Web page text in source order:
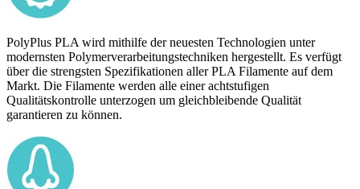
PolyPlus PLA wird mithilfe der neuesten Technologien unter
modernsten Polymerverarbeitungstechniken hergestellt. Es verfügt
über die strengsten Spezifikationen aller PLA Filamente auf dem
Markt. Die Filamente werden alle einer achtstufigen
Qualitätskontrolle unterzogen um gleichbleibende Qualität
garantieren zu können.